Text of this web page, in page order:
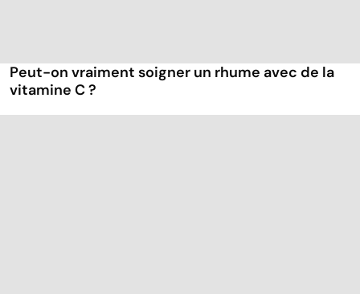
Peut-on vraiment soigner un rhume avec de la
vitamine C ?